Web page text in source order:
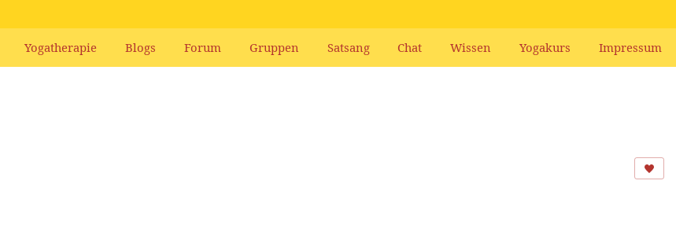
Yogatherapie Blogs Forum Gruppen Satsang Chat Wissen Yogakurs Impressum